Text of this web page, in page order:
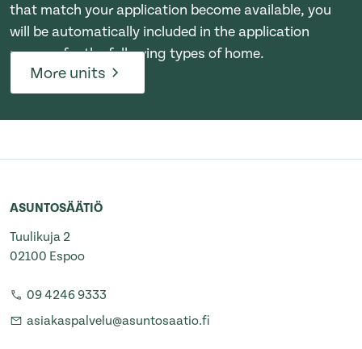
that match your application become available, you
will be automatically included in the application
process for the following types of home.
More units
ASUNTOSÄÄTIÖ
Tuulikuja 2
02100 Espoo
09 4246 9333
asiakaspalvelu@asuntosaatio.fi